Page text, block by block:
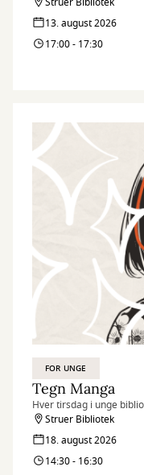
13. august 2026
17:00 - 17:30
FOR UNGE
Tegn Manga
Hver tirsdag i unge
Struer Bibliotek
18. august 2026
14:30 - 16:30